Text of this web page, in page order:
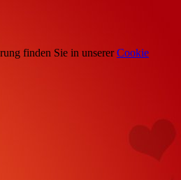
finden Sie in unsererCookie